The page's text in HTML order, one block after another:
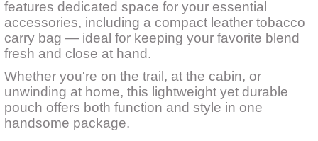
features dedicated space for your essential
accessories, including a compact leather tobacco
carry bag — ideal for keeping your favorite blend
fresh and close at hand.
Whether you're on the trail, at the cabin, or
unwinding at home, this lightweight yet durable
pouch offers both function and style in one
handsome package.